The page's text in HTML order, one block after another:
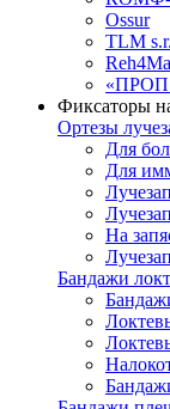
Ossur
TLM
Фиксаторы
Ортезы
Для
Для
На
Бандажи